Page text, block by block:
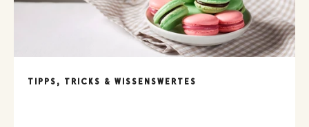
TIPPS, TRICKS & WISSENSWERTES